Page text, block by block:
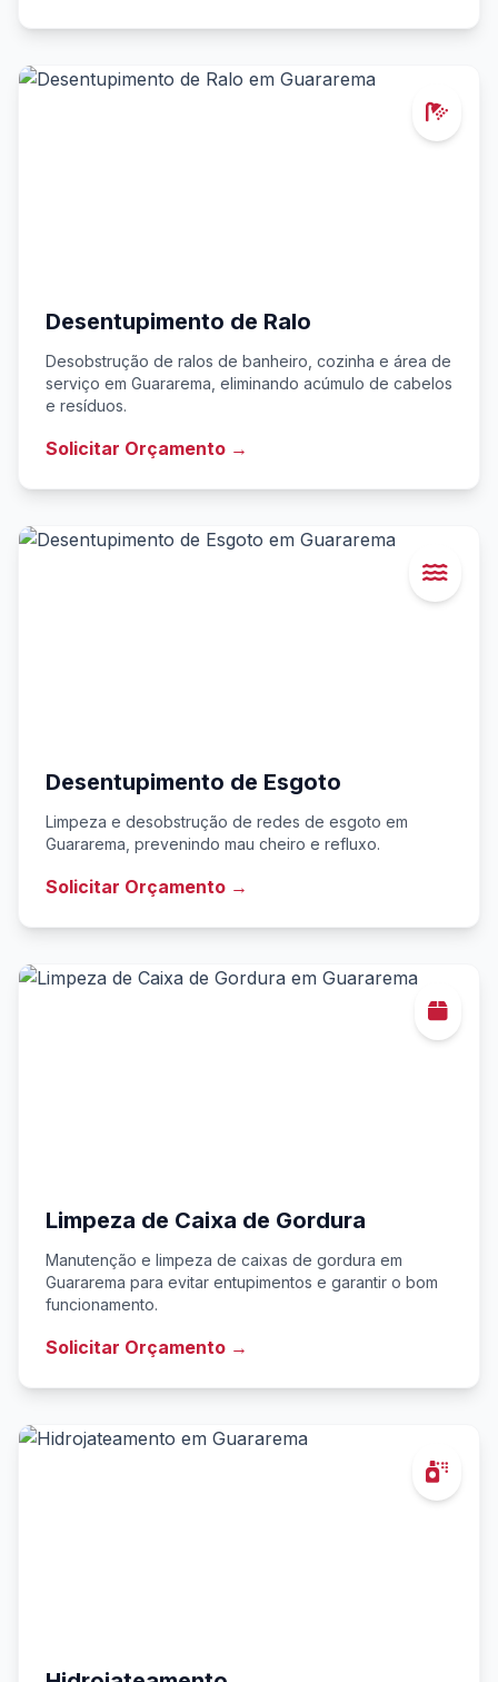
Desentupimento de Ralo
Desobstrução de ralos de banheiro, cozinha e área de
serviço em Guararema, eliminando acúmulo de cabelos
e resíduos.
Solicitar Orçamento →
Desentupimento de Esgoto
Limpeza e desobstrução de redes de esgoto em
Guararema, prevenindo mau cheiro e refluxo.
Solicitar Orçamento →
Limpeza de Caixa de Gordura
Manutenção e limpeza de caixas de gordura em
Guararema para evitar entupimentos e garantir o bom
funcionamento.
Solicitar Orçamento →